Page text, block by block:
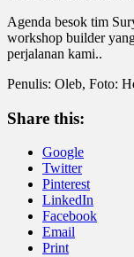
Agenda besok tim
workshop builder
perjalanan kami..
Penulis: Oleb, Foto:
Share this:
Google
Twitter
Pinterest
LinkedIn
Facebook
Email
Print